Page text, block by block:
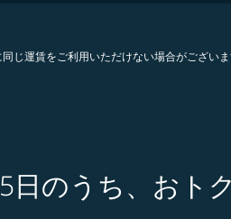
運賃をご利用いただけない場合がござい
のうち、おト